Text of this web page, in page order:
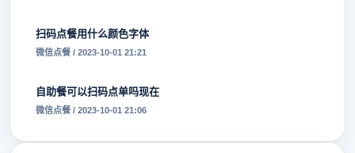
扫码点餐用什么颜色字体
微信点餐 / 2023-10-01 21:21
自助餐可以扫码点单吗现在
微信点餐 / 2023-10-01 21:06